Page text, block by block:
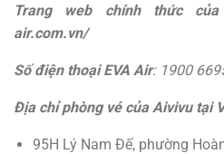
Trang web chính thức
air.com.vn/
Số điện thoại EVA Air: 1900
Địa chỉ phòng vé của Aivivu tại
95H Lý Nam Đế, phường